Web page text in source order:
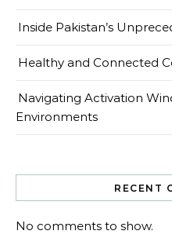
Inside Pakistan’s
Healthy and Connected
Navigating Activation
Environments
RECENT
No comments to show.